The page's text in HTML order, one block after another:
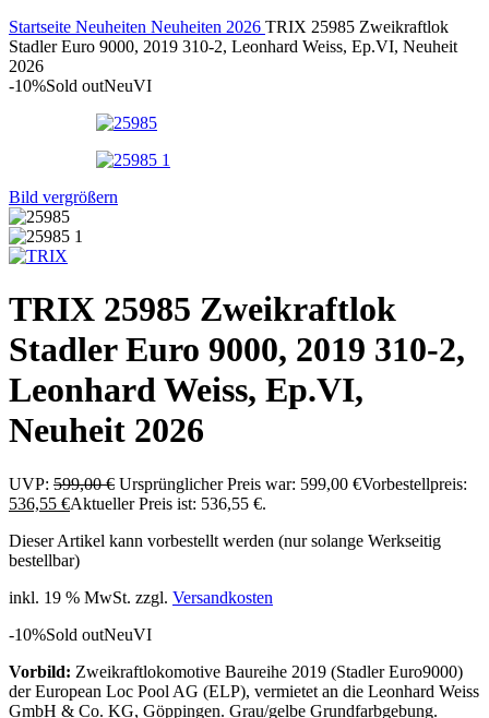
Startseite Neuheiten Neuheiten 2026 TRIX 25985 Zweikraftlok
Stadler Euro 9000, 2019 310-2, Leonhard Weiss, Ep.VI, Neuheit
2026
-10%Sold outNeuVI
Bild vergrößern
TRIX 25985 Zweikraftlok
Stadler Euro 9000, 2019 310-2,
Leonhard Weiss, Ep.VI,
Neuheit 2026
UVP: 599,00€ Ursprünglicher Preis war: 599,00 €Vorbestellpreis:
536,55 €Aktueller Preis ist: 536,55 €.
Dieser Artikel kann vorbestellt werden (nur solange Werkseitig
bestellbar)
inkl. 19 % MwSt. zzgl. Versandkosten
-10%Sold outNeuVI
Vorbild: Zweikraftlokomotive Baureihe 2019 (Stadler Euro9000)
der European Loc Pool AG (ELP), vermietet an die Leonhard Weiss
GmbH & Co. KG, Göppingen. Grau/gelbe Grundfarbgebung.